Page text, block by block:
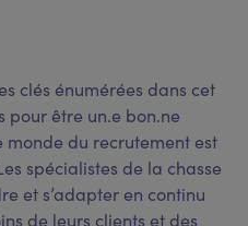
clés énumérées dans cet
pour être un.e bon.ne
monde du recrutement est
spécialistes de la chasse
et s’adapter en continu
de leurs clients et des